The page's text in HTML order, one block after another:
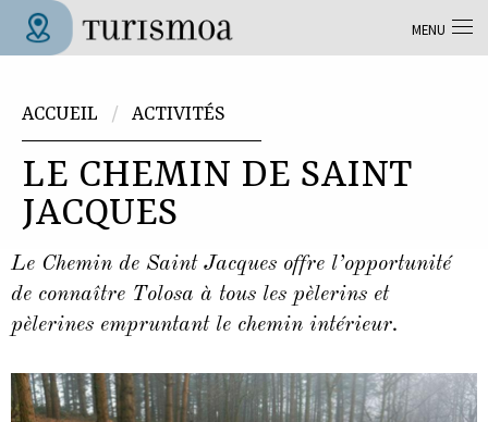
Aller au contenu principal
ACCUEIL
ACTIVITÉS
LE CHEMIN DE SAINT
JACQUES
Le Chemin de Saint Jacques offre l’opportunité
de connaître Tolosa à tous les pèlerins et
pèlerines empruntant le chemin intérieur.
MENU